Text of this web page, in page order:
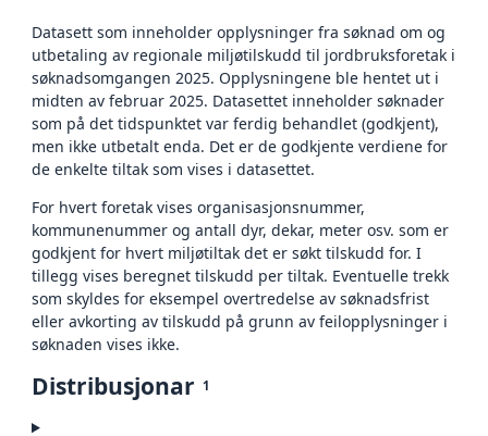
Datasett som inneholder opplysninger fra søknad om og
utbetaling av regionale miljøtilskudd til jordbruksforetak i
søknadsomgangen 2025. Opplysningene ble hentet ut i
midten av februar 2025. Datasettet inneholder søknader
som på det tidspunktet var ferdig behandlet (godkjent),
men ikke utbetalt enda. Det er de godkjente verdiene for
de enkelte tiltak som vises i datasettet.
For hvert foretak vises organisasjonsnummer,
kommunenummer og antall dyr, dekar, meter osv. som er
godkjent for hvert miljøtiltak det er søkt tilskudd for. I
tillegg vises beregnet tilskudd per tiltak. Eventuelle trekk
som skyldes for eksempel overtredelse av søknadsfrist
eller avkorting av tilskudd på grunn av feilopplysninger i
søknaden vises ikke.
Distribusjonar 1